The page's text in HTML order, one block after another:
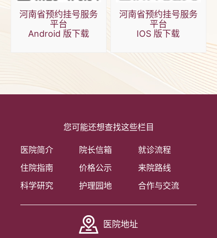
河南省预约挂号服务
平台
Android 版下载
河南省预约挂号服务
平台
IOS 版下载
您可能还想查找这些栏目
医院简介 院长信箱
就诊流程
住院指南
价格公示
来院路线
科学研究
护理园地 合作与交流
医院地址